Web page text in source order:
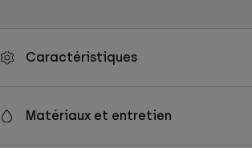
Caractéristiques
Matériaux et entretien